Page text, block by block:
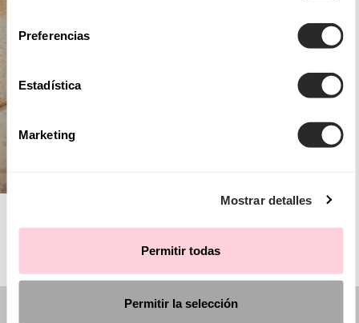
Preferencias
Estadística
Marketing
Mostrar detalles
Permitir todas
Permitir la selección